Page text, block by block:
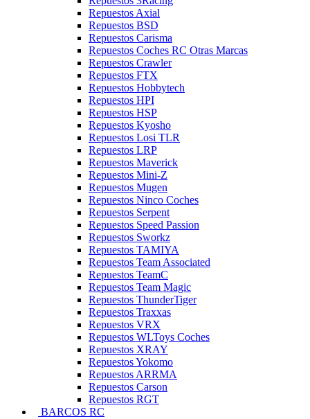
Repuestos Axial
Repuestos BSD
Repuestos Carisma
Repuestos Coches RC Otras Marcas
Repuestos Crawler
Repuestos FTX
Repuestos Hobbytech
Repuestos HPI
Repuestos HSP
Repuestos Kyosho
Repuestos Losi TLR
Repuestos LRP
Repuestos Maverick
Repuestos Mini-Z
Repuestos Mugen
Repuestos Ninco Coches
Repuestos Serpent
Repuestos Speed Passion
Repuestos Sworkz
Repuestos TAMIYA
Repuestos Team Associated
Repuestos TeamC
Repuestos Team Magic
Repuestos ThunderTiger
Repuestos Traxxas
Repuestos VRX
Repuestos WLToys Coches
Repuestos XRAY
Repuestos Yokomo
Repuestos ARRMA
Repuestos Carson
Repuestos RGT
BARCOS RC